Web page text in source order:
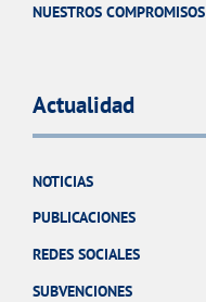
NUESTROS COMPROMISOS
Actualidad
NOTICIAS
PUBLICACIONES
REDES SOCIALES
SUBVENCIONES